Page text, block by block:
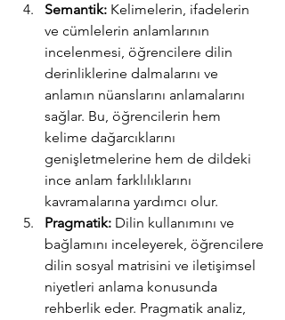
Semantik: Kelimelerin, ifadelerin
ve cümlelerin anlamlarının
incelenmesi, öğrencilere dilin
derinliklerine dalmalarını ve
anlamın nüanslarını anlamalarını
sağlar. Bu, öğrencilerin hem
kelime dağarcıklarını
genişletmelerine hem de dildeki
ince anlam farklılıklarını
kavramalarına yardımcı olur.
Pragmatik: Dilin kullanımını ve
bağlamını inceleyerek, öğrencilere
dilin sosyal matrisini ve iletişimsel
niyetleri anlama konusunda
rehberlik eder. Pragmatik analiz,